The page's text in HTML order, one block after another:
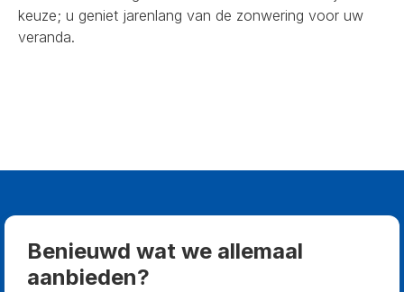
keuze; u geniet jarenlang van de zonwering voor uw
veranda.
Benieuwd wat we allemaal
aanbieden?